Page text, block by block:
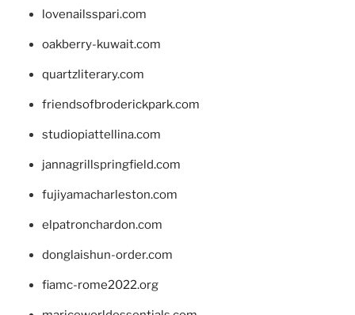
lovenailsspari.com
oakberry-kuwait.com
quartzliterary.com
friendsofbroderickpark.com
studiopiattellina.com
jannagrillspringfield.com
fujiyamacharleston.com
elpatronchardon.com
donglaishun-order.com
fiamc-rome2022.org